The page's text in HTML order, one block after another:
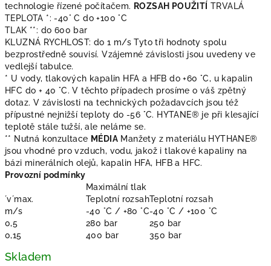
technologie řízené počítačem. ROZSAH POUŽITÍ TRVALÁ
TEPLOTA *: -40° C do +100 °C
TLAK **: do 600 bar
KLUZNÁ RYCHLOST: do 1 m/s Tyto tři hodnoty spolu
bezprostředně souvisí. Vzájemné závislosti jsou uvedeny ve
vedlejší tabulce.
* U vody, tlakových kapalin HFA a HFB do +60 °C, u kapalin
HFC do + 40 °C. V těchto případech prosíme o váš zpětný
dotaz. V závislosti na technických požadavcích jsou též
přípustné nejnižší teploty do -56 °C. HYTANE® je při klesající
teplotě stále tužší, ale neláme se.
** Nutná konzultace MÉDIA Manžety z materiálu HYTHANE®
jsou vhodné pro vzduch, vodu, jakož i tlakové kapaliny na
bázi minerálních olejů, kapalin HFA, HFB a HFC.
Provozní podmínky
Maximální tlak
´v´max.
Teplotní rozsahTeplotní rozsah
m/s
-40 °C / +80 °C-40 °C / +100 °C
0,5
280 bar
250 bar
0,15
400 bar 350 bar
Skladem